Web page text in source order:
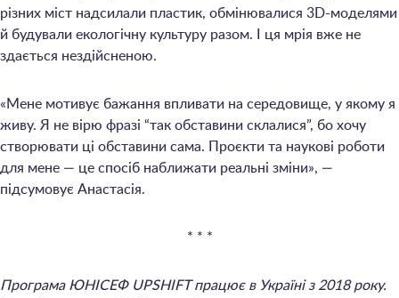
різних міст надсилали пластик, обмінювалися 3D-моделями
й будували екологічну культуру разом. І ця мрія вже не
здається нездійсненою.
«Мене мотивує бажання впливати на середовище, у якому я
живу. Я не вірю фразі “так обставини склалися”, бо хочу
створювати ці обставини сама. Проєкти та наукові роботи
для мене — це спосіб наближати реальні зміни», —
підсумовує Анастасія.
* * *
Програма ЮНІСЕФ UPSHIFT працює в Україні з 2018 року.